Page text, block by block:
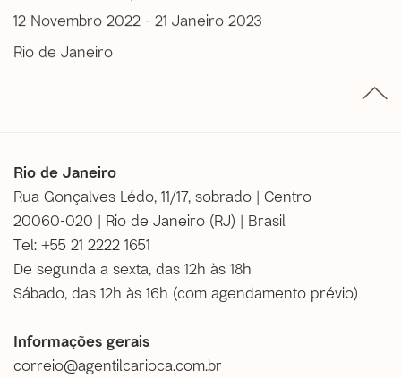
12 Novembro 2022 - 21 Janeiro 2023
Rio de Janeiro
Rio de Janeiro
Rua Gonçalves Lédo, 11/17, sobrado | Centro
20060-020 | Rio de Janeiro (RJ) | Brasil
Tel: +55 21 2222 1651
De segunda a sexta, das 12h às 18h
Sábado, das 12h às 16h (com agendamento prévio)
Informações gerais
correio@agentilcarioca.com.br